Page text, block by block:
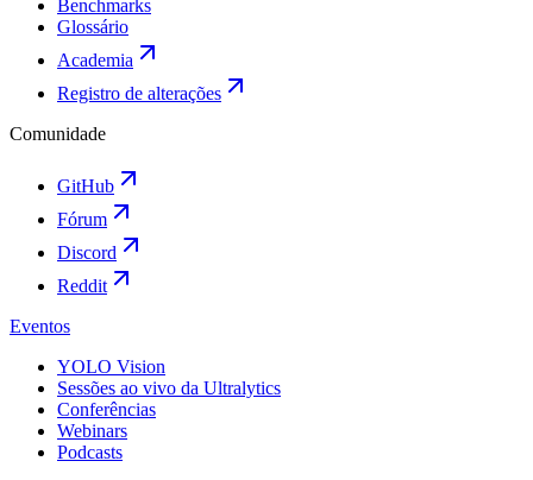
Benchmarks
Glossário
Academia
Registro de alterações
Comunidade
GitHub
Fórum
Discord
Reddit
Eventos
YOLO Vision
Sessões ao vivo da Ultralytics
Conferências
Webinars
Podcasts